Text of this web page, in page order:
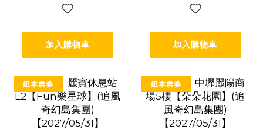
加入購物車
【2029/03/31】
加入購物車
紙本票券 紙本票券